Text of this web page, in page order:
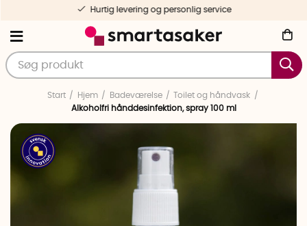
Hurtig levering og personlig service
Start Hjem Badeværelse
Toilet og håndvask
Alkoholfri hånddesinfektion, spray 100 ml